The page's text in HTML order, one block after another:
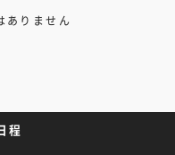
ありません
程